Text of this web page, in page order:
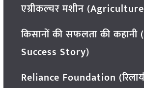
एग्रीकल्चर मशीन
किसानों की सफलता की कहानी
Success Story)
Reliance Foundation